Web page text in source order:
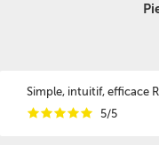
Simple, intuitif, efficace
iiiii 5/5